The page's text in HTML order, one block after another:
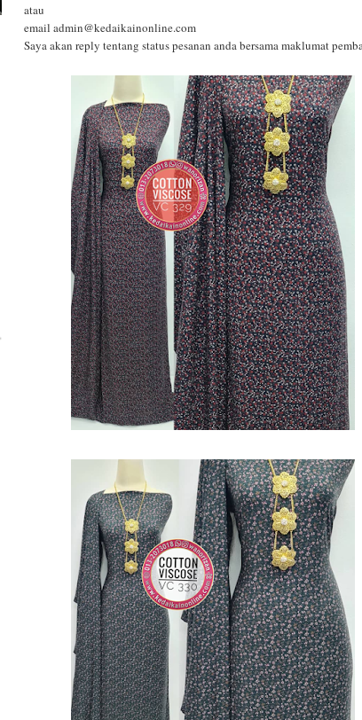
atau
email admin@kedaikainonline.com
Saya akan reply tentang status pesanan anda bersama maklumat